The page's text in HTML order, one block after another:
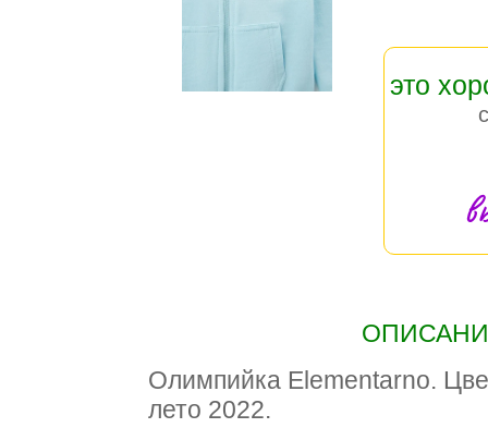
это
Олимпийка Elementarno.
лето 2022.